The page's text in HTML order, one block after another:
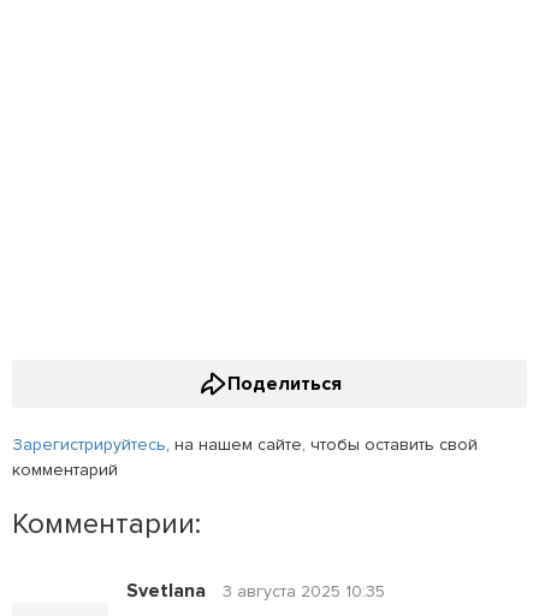
Поделиться
Зарегистрируйтесь, на нашем сайте, чтобы оставить свой
комментарий
Комментарии:
Svetlana
3 августа 2025 10:35